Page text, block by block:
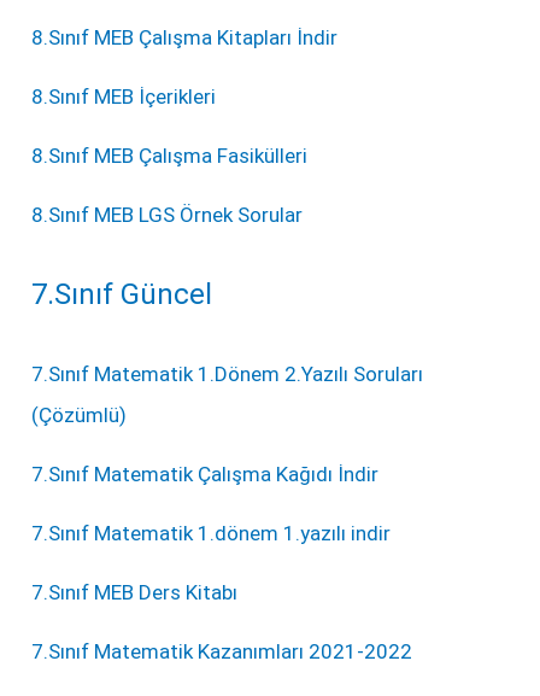
8.Sınıf MEB Çalışma Kitapları İndir
8.Sınıf MEB İçerikleri
8.Sınıf MEB Çalışma Fasikülleri
8.Sınıf MEB LGS Örnek Sorular
7.Sınıf Güncel
7.Sınıf Matematik 1.Dönem 2.Yazılı Soruları
(Çözümlü)
7.Sınıf Matematik Çalışma Kağıdı İndir
7.Sınıf Matematik 1.dönem 1.yazılı indir
7.Sınıf MEB Ders Kitabı
7.Sınıf Matematik Kazanımları 2021-2022